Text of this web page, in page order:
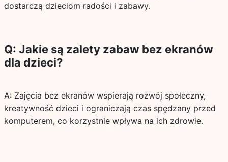
dostarczą dzieciom radości i zabawy.
Q: Jakie są zalety zabaw bez ekranów
dla dzieci?
A: Zajęcia bez ekranów wspierają rozwój społeczny,
kreatywność dzieci i ograniczają czas spędzany przed
komputerem, co korzystnie wpływa na ich zdrowie.